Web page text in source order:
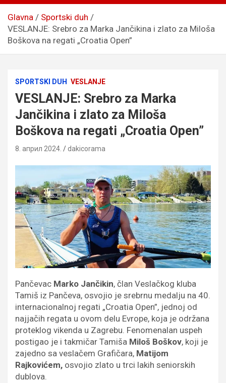
Glavna
Sportski duh
VESLANJE: Srebro za Marka Jančikina i zlato za Miloša
Boškova na regati „Croatia Open”
SPORTSKI DUH VESLANJE
VESLANJE: Srebro za Marka
Jančikina i zlato za Miloša
Boškova na regati „Croatia Open”
8. април 2024. dakicorama
Pančevac Marko Jančikin, član Veslačkog kluba
Tamiš iz Pančeva, osvojio je srebrnu medalju na 40.
internacionalnoj regati „Croatia Open”, jednoj od
najjačih regata u ovom delu Evrope, koja je održana
proteklog vikenda u Zagrebu. Fenomenalan uspeh
postigao je i takmičar Tamiša Miloš Boškov, koji je
zajedno sa veslačem Grafičara, Matijom
Rajkovićem, osvojio zlato u trci lakih seniorskih
dublova.